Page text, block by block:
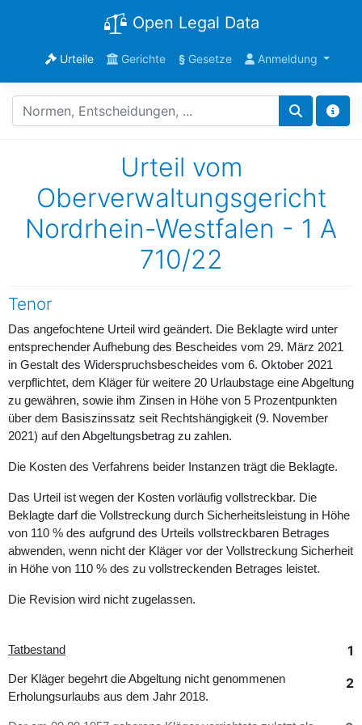
Open Legal Data
Urteile Gerichte §Gesetze Anmeldung
Urteil vom
Oberverwaltungsgericht
Nordrhein-Westfalen - 1 A
710/22
Tenor
Das angefochtene Urteil wird geändert. Die Beklagte wird unter
entsprechender Aufhebung des Bescheides vom 29. März 2021
in Gestalt des Widerspruchsbescheides vom 6. Oktober 2021
verpflichtet, dem Kläger für weitere 20 Urlaubstage eine Abgeltung
zu gewähren, sowie ihm Zinsen in Höhe von 5 Prozentpunkten
über dem Basiszinssatz seit Rechtshängigkeit (9. November
2021) auf den Abgeltungsbetrag zu zahlen.
Die Kosten des Verfahrens beider Instanzen trägt die Beklagte.
Das Urteil ist wegen der Kosten vorläufig vollstreckbar. Die
Beklagte darf die Vollstreckung durch Sicherheitsleistung in Höhe
von 110 % des aufgrund des Urteils vollstreckbaren Betrages
abwenden, wenn nicht der Kläger vor der Vollstreckung Sicherheit
in Höhe von 110 % des zu vollstreckenden Betrages leistet.
Die Revision wird nicht zugelassen.
1
Tatbestand
2
Der Kläger begehrt die Abgeltung nicht genommenen
Erholungsurlaubs aus dem Jahr 2018.